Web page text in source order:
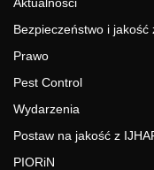
Bezpieczeństwo i jakość
Prawo
Pest Control
Wydarzenia
Postaw na jakość z
PIORiN